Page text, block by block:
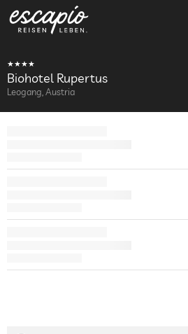
Biohotel Rupertus
Leogang, Austria